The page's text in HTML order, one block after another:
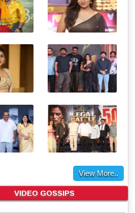
View More..
VIDEO GOSSIPS